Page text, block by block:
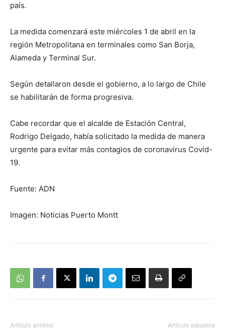
país.
La medida comenzará este miércoles 1 de abril en la
región Metropolitana en terminales como San Borja,
Alameda y Terminal Sur.
Según detallaron desde el gobierno, a lo largo de Chile
se habilitarán de forma progresiva.
Cabe recordar que el alcalde de Estación Central,
Rodrigo Delgado, había solicitado la medida de manera
urgente para evitar más contagios de coronavirus Covid-
19.
Fuente: ADN
Imagen: Noticias Puerto Montt
Artículo anterior Artículo siguiente